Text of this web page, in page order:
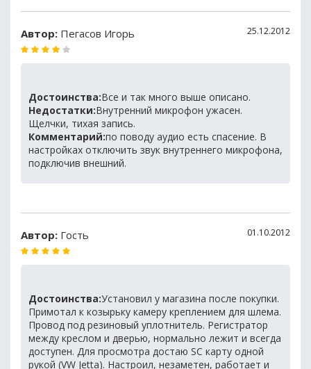
Автор: Пегасов Игорь 25.12.2012
Достоинства:Все и так много выше описано.
Недостатки:Внутренний микрофон ужасен.
Щелчки, тихая запись.
Комментарий:по поводу аудио есть спасение. В
настройках отключить звук внутреннего микрофона,
подключив внешний.
Автор: Гость 01.10.2012
Достоинства:Установил у магазина после покупки.
Примотал к козырьку камеру креплением для шлема.
Провод под резиновый уплотнитель. Регистратор
между креслом и дверью, нормально лежит и всегда
доступен. Для просмотра достаю SC карту одной
рукой (VW Jetta). Настроил, незаметен, работает и